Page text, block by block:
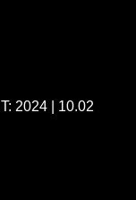
2024 | 10.02